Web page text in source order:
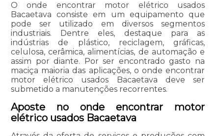
O onde encontrar motor elétrico usados
Bacaetava consiste em um equipamento que
pode ser utilizado em diversos segmentos
industriais. Dentre eles, destaque para as
indústrias de plástico, reciclagem, gráficas,
celulosa, cerâmica, alimentícias, de automação e
assim por diante. Por ser encontrado gasto na
maciça maioria das aplicações, o onde encontrar
motor elétrico usados Bacaetava deve ser
submetido a manutenções recorrentes.
Aposte no onde encontrar motor
elétrico usados Bacaetava